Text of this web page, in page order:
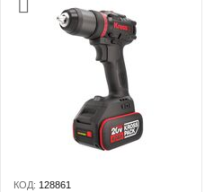
КОД: 128861